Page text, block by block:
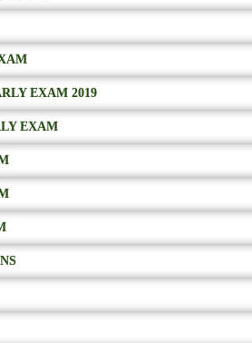
EXAM 2019
EXAM